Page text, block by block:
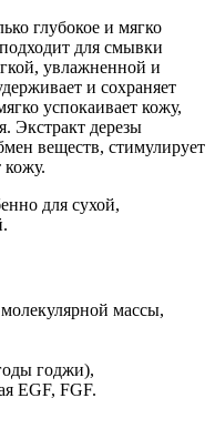
глубокое и мягко
для смывки
увлажненной и
и сохраняет
успокаивает кожу,
Экстракт дерезы
веществ, стимулирует
кожу.
для сухой,
массы,
годжи),
EGF, FGF.